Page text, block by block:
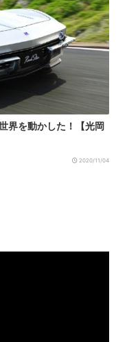
界を動かした！【光岡
2020/11/04